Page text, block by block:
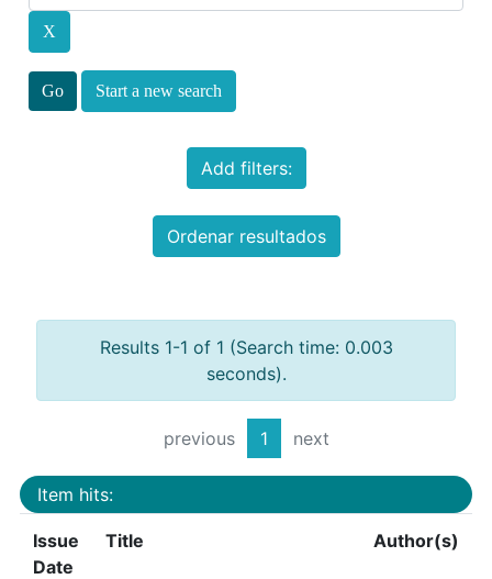
Start a new search
Add filters:
Ordenar resultados
Results 1-1 of 1 (Search time: 0.003
seconds).
previous 1 next
Item hits:
Issue
Date
Title Author(s)